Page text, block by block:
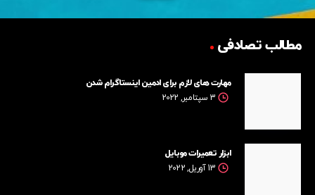
مطالب تصادفی
مهارت های لازم برای ادمین اینستاگرام شدن
3 سپتامبر, 2022
ابزار تعمیرات موبایل
13 آوریل, 2022